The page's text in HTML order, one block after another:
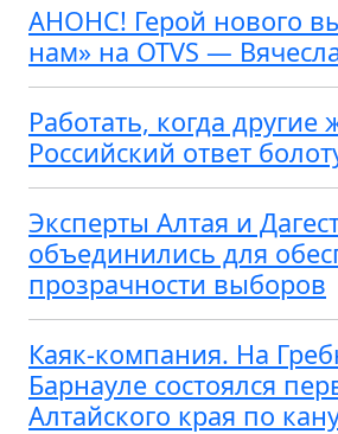
АНОНС! Герой нового
нам» на OTVS —
Работать, когда другие
Российский ответ
Эксперты Алтая и
объединились для
прозрачности выборов
Каяк-компания. На
Барнауле состоялся
Алтайского края по